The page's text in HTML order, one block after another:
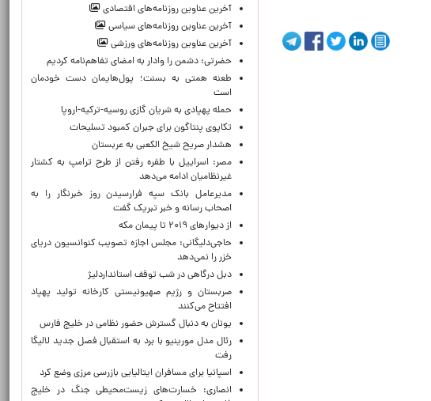
آخرین عناوین روزنامه‌های اقتصادی
آخرین عناوین روزنامه‌های سیاسی
آخرین عناوین روزنامه‌های ورزشی
حضرتی: دشمن را وادار به امضای تفاهم‌نامه کردیم
طعنه همتی به بسنت؛ پول‌هایمان دست خودمان
است
حمله پهپادی به شریان گازی روسیه-ترکیه-اروپا
تکاپوی پنتاگون برای جبران کمبود تسلیحات
هشدار صریح شیخ الکعبی به عربستان
مصر: اسراییل با طفره رفتن از طرح ترامپ به کشتار
غیرنظامیان ادامه می‌دهد
مدیرعامل بانک سپه فرارسیدن روز خبرنگار را به
اصحاب رسانه و خبر تبریک گفت
از دیوارهای ۲۰۱۹ تا پیمان مکه
حاجی‌دلیگانی: مجلس اجازه تصویب کنوانسیون دریای
خزر را نمی‌دهد
دبل درگاهی در شب توقف استانداردلیژ
صربستان و رژیم صهیونیستی کارخانه تولید پهپاد
افتتاح می‌کنند
یونان به دنبال گسترش حضور نظامی در خلیج فارس
رئال مدل مورینیو با برد به استقبال فصل جدید لالیگا
رفت
اسپانیا برای مسافران ایتالیایی بازرسی مرزی وضع کرد
انصاری: خسارت‌های زیست‌محیطی جنگ در خلیج